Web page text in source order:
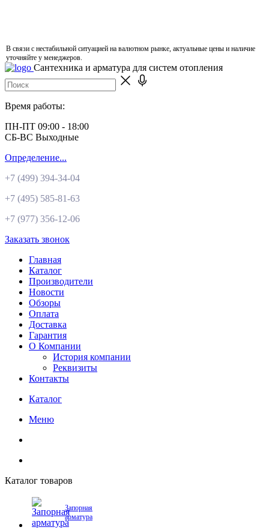
В связи с нестабильной ситуацией на валютном рынке, актуальные цены и наличие
уточняйте у менеджеров.
Сантехника и арматура для систем отопления
Время работы:
ПН-ПТ 09:00 - 18:00
СБ-ВС Выходные
Определение...
+7 (499) 394-34-04
+7 (495) 585-81-63
+7 (977) 356-12-06
Заказать звонок
Главная
Каталог
Производители
Новости
Обзоры
Оплата
Доставка
Гарантия
О Компании
История компании
Реквизиты
Контакты
Каталог
Меню
Каталог товаров
Запорная
арматура